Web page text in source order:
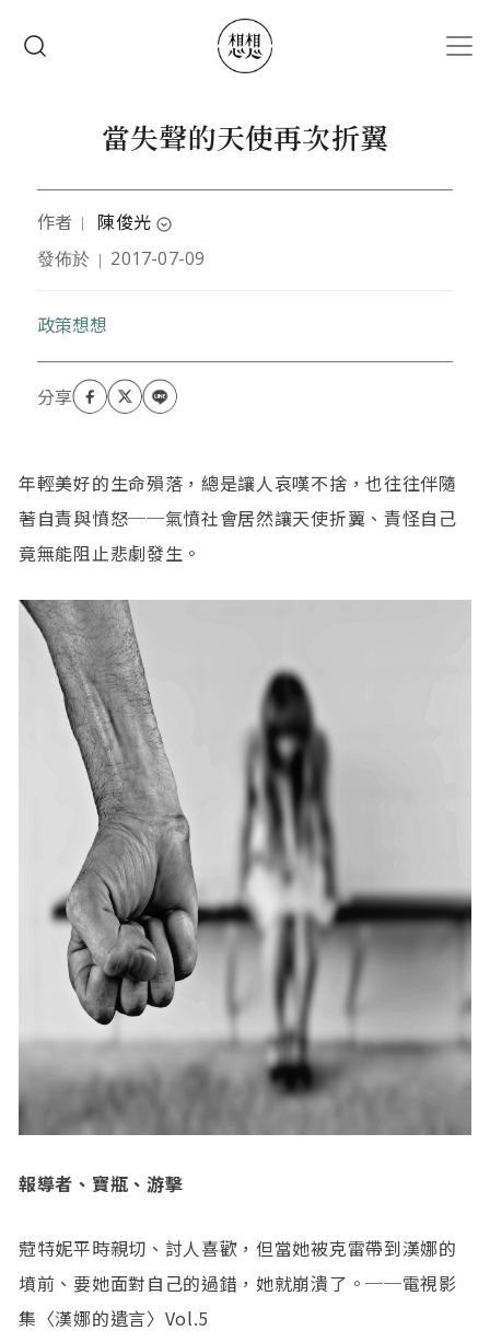
當失聲的天使再次折翼
作者 ｜ 陳俊光 expand_circle_down
作者為精神科醫師。曾以「老皮蛋」為筆名，參與
作。近幾年忙於賺錢養家，近數月兼職「基進側翼」
發佈於 ｜ 2017-07-09
政策想想
年輕美好的生命殞落，總是讓人哀嘆不捨，也往往伴隨
著自責與憤怒──氣憤社會居然讓天使折翼、責怪自己
竟無能阻止悲劇發生。
報導者、寶瓶、游擊
蒄特妮平時親切、討人喜歡，但當她被克雷帶到漢娜的
墳前、要她面對自己的過錯，她就崩潰了。──電視影
集〈漢娜的遺言〉Vol.5